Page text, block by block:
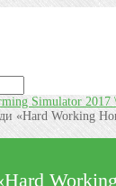
Simulator
«Hard Working
Working